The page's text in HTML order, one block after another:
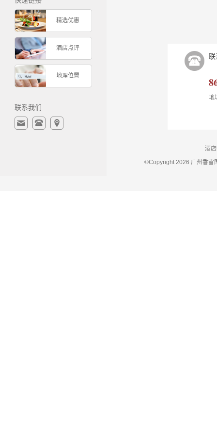
精选优惠
酒店点评
地理位置
联系我们
联
地
酒
©Copyright 2026 广州香雪